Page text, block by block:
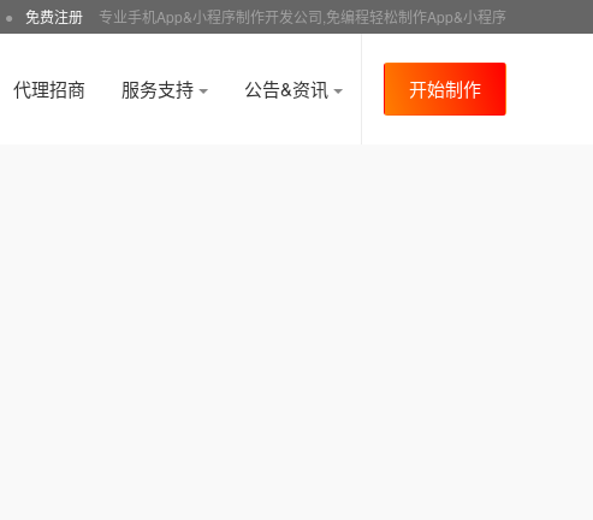
● 免费注册 专业手机App&小程序制作开发公司,免编程轻松制作App&小程序
代理招商 服务支持 公告&资讯 开始制作